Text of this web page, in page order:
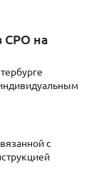
СРО на
с